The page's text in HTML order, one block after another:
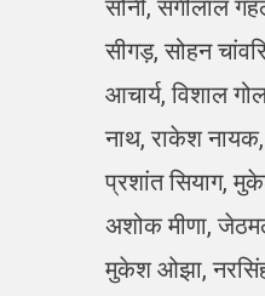
सोनी, संगीलाल
सीगड़, सोहन
आचार्य, विशाल
नाथ, राकेश नायक,
प्रशांत सियाग,
अशोक मीणा,
मुकेश ओझा, नरसिंह